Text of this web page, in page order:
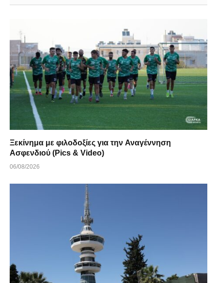
Ξεκίνημα με φιλοδοξίες για την Αναγέννηση
Ασφενδιού (Pics & Video)
06/08/2026